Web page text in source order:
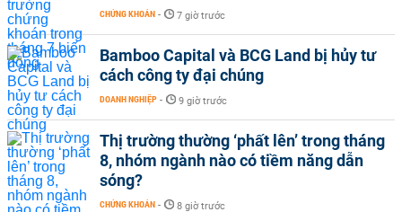
CHỨNG KHOÁN - 7 giờ trước
Bamboo Capital và BCG Land bị hủy tư
cách công ty đại chúng
DOANH NGHIỆP - 9 giờ trước
Thị trường thường ‘phất lên’ trong tháng
8, nhóm ngành nào có tiềm năng dẫn
sóng?
CHỨNG KHOÁN - 8 giờ trước